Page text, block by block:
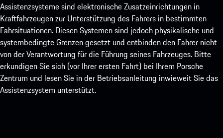
Assistenzsysteme sind elektronische Zusatzeinrichtungen in
Kraftfahrzeugen zur Unterstützung des Fahrers in bestimmten
Fahrsituationen. Diesen Systemen sind jedoch physikalische und
systembedingte Grenzen gesetzt und entbinden den Fahrer nicht
von der Verantwortung für die Führung seines Fahrzeuges. Bitte
erkundigen Sie sich (vor Ihrer ersten Fahrt) bei Ihrem Porsche
Zentrum und lesen Sie in der Betriebsanleitung inwieweit Sie das
Assistenzsystem unterstützt.